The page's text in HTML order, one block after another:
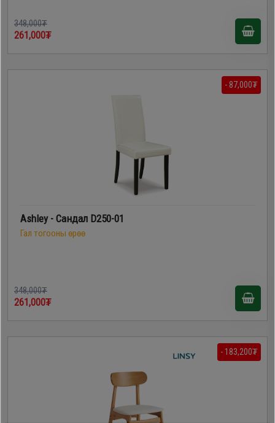
348,000₮
261,000₮
- 87,000₮
Ashley - Сандал D250-01
Гал тогооны өрөө
348,000₮
261,000₮
- 183,200₮